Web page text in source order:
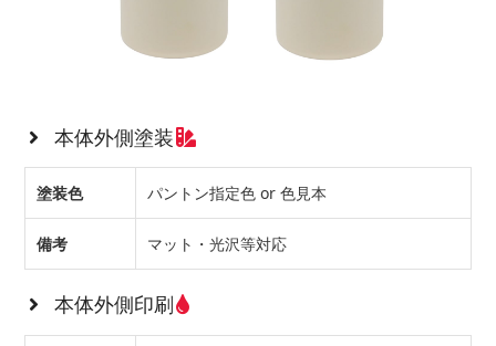
本体外側塗装
塗装色 パントン指定色 or 色見本
備考 マット・光沢等対応
本体外側印刷